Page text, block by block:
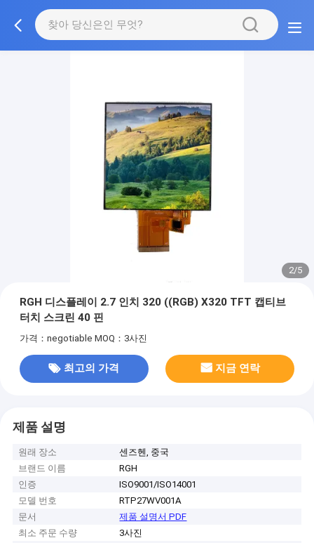
2/5
RGH 디스플레이 2.7 인치 320 ((RGB) X320 TFT 캡티브
터치 스크린 40 핀
가격：negotiable MOQ：3사진
최고의 가격 지금 연락
제품 설명
원래 장소
센즈헨, 중국
브랜드 이름
RGH
인증
ISO9001/ISO14001
모델 번호
RTP27WV001A
문서
제품 설명서 PDF
최소 주문 수량
3사진